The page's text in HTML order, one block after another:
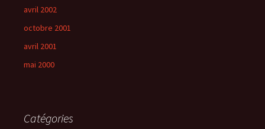
avril 2002
octobre 2001
avril 2001
mai 2000
Catégories